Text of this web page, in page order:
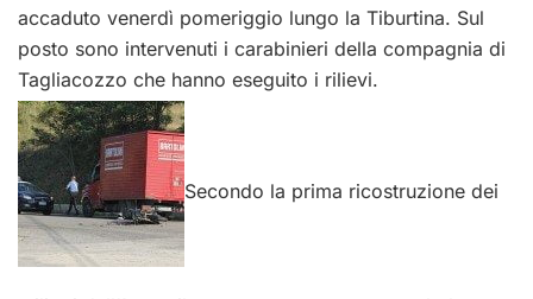
accaduto venerdì pomeriggio lungo la Tiburtina. Sul
posto sono intervenuti i carabinieri della compagnia di
Tagliacozzo che hanno eseguito i rilievi.
Secondo la prima ricostruzione dei